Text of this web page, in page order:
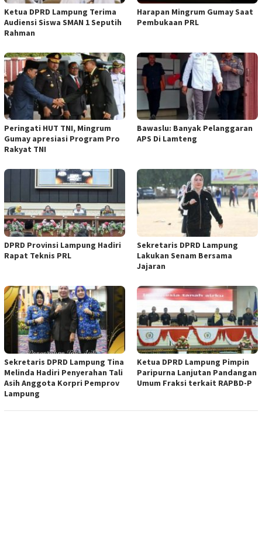
Ketua DPRD Lampung Terima
Audiensi Siswa SMAN 1 Seputih
Rahman
Harapan Mingrum Gumay Saat
Pembukaan PRL
Peringati HUT TNI, Mingrum
Gumay apresiasi Program Pro
Rakyat TNI
Bawaslu: Banyak Pelanggaran
APS Di Lamteng
DPRD Provinsi Lampung Hadiri
Rapat Teknis PRL
Sekretaris DPRD Lampung
Lakukan Senam Bersama
Jajaran
Sekretaris DPRD Lampung Tina
Melinda Hadiri Penyerahan Tali
Asih Anggota Korpri Pemprov
Lampung
Ketua DPRD Lampung Pimpin
Paripurna Lanjutan Pandangan
Umum Fraksi terkait RAPBD-P